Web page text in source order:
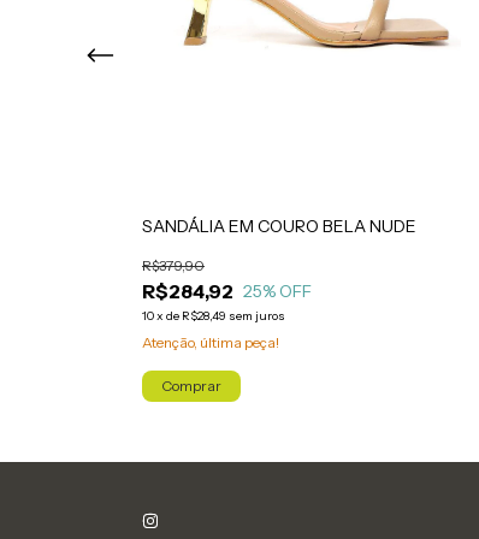
SANDÁLIA EM COURO BELA NUDE
R$284,92
R$379,90
25% OFF
10x de R$28,49 sem juros
Atenção, última peça!
Comprar